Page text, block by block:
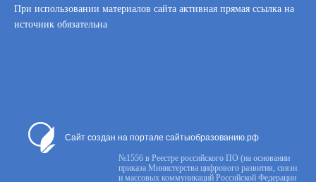
При использовании материалов сайта активная прямая ссылка на
источник обязательна
Сайт создан на портале сайтыобразованию.рф
№1556 в Реестре российского ПО (на основании
приказа Министерства цифрового развития, связи
и массовых коммуникаций Российской Федерации